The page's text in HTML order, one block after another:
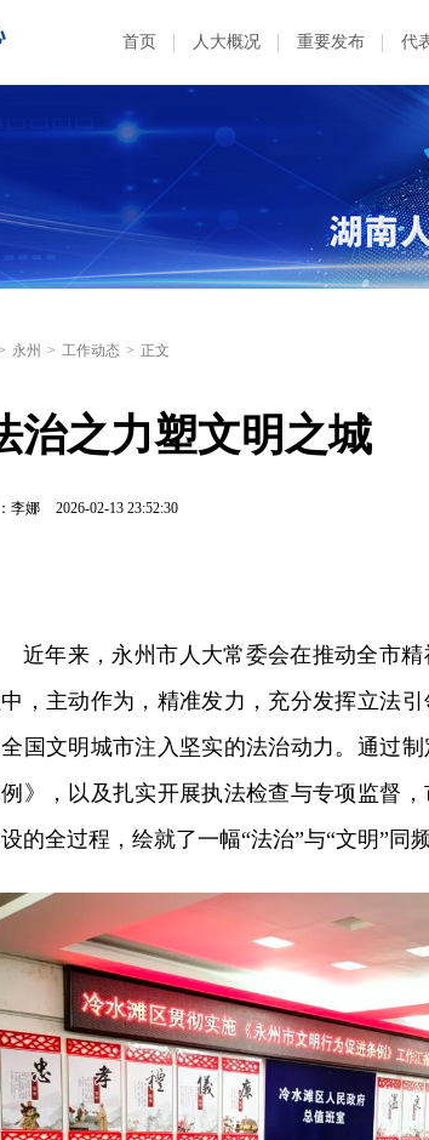
首页 人大概况 重要发布 代
永州 > 工作动态 > 正文
治之力塑文明之城
李娜 2026-02-13 23:52:30
近年来，永州市人大常委会在推动全市
，主动作为，精准发力，充分发挥立法
国文明城市注入坚实的法治动力。通过
》，以及扎实开展执法检查与专项监督
的全过程，绘就了一幅“法治”与“文明”同